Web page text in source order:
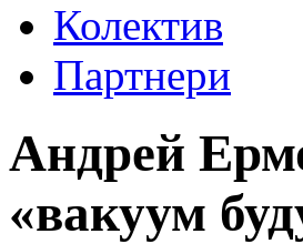
Колектив
Партнери
Андрей
«вакуум